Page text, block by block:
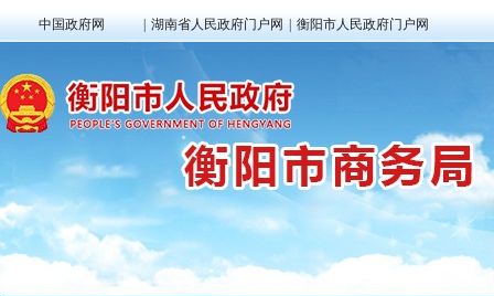
中国政府网 湖南省人民政府门户网 衡阳市人民政府门户网